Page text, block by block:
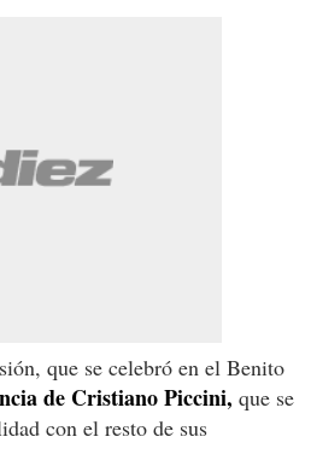
que se celebró en el Benito
de Cristiano Piccini, que se
con el resto de sus